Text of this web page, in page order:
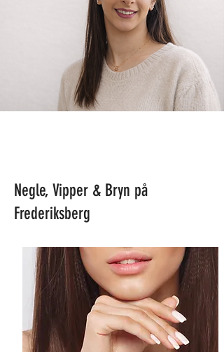
Negle, Vipper & Bryn på
Frederiksberg